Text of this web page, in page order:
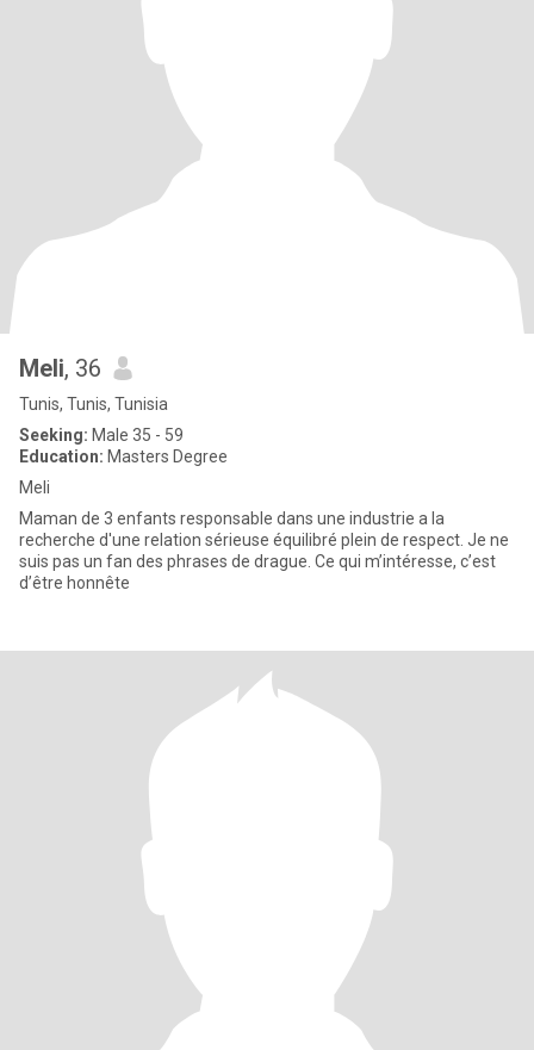
Meli, 36
Tunis, Tunis, Tunisia
Seeking: Male 35 - 59
Education: Masters Degree
Meli
Maman de 3 enfants responsable dans une industrie a la
recherche d'une relation sérieuse équilibré plein de respect. Je ne
suis pas un fan des phrases de drague. Ce qui m’intéresse, c’est
d’être honnête